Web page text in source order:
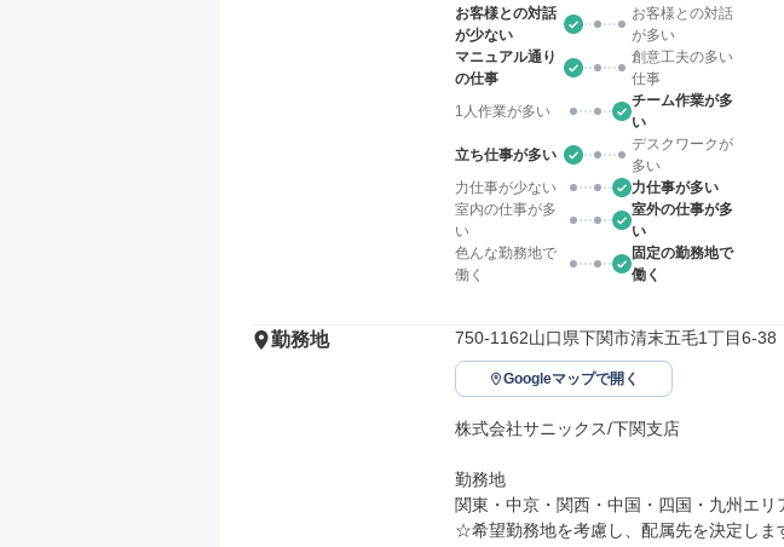
お客様との対話
が少ない
お客様との対話
が多い
マニュアル通り
の仕事
創意工夫の多い
仕事
1人作業が多い
チーム作業が多
い
立ち仕事が多い
デスクワークが
多い
力仕事が少ない
力仕事が多い
室内の仕事が多
い
室外の仕事が多
い
色んな勤務地で
働く
固定の勤務地で
働く
勤務地 750-1162山口県下関市清末五毛1丁目6-38
Googleマップで開く
株式会社サニックス/下関支店
勤務地
関東・中京・関西・中国・四国・九州エリ
☆希望勤務地を考慮し、配属先を決定しま